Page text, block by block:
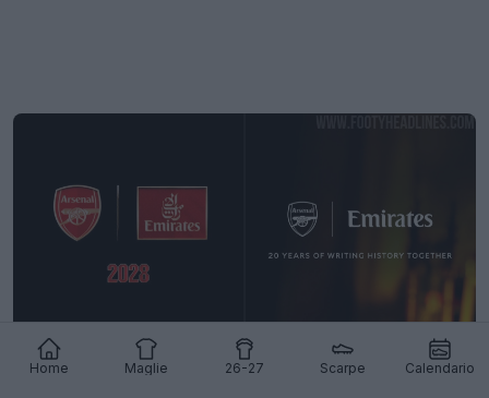
Home Maglie 26-27 Scarpe Calendario
Emirates abbandonerà il logo “Fly Better” a